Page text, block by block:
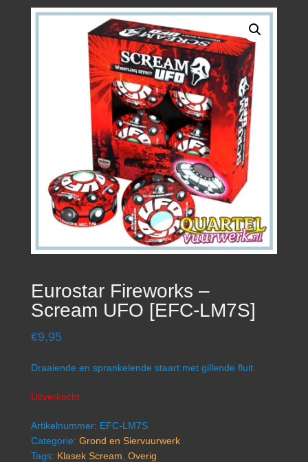
Eurostar Fireworks –
Scream UFO [EFC-LM7S]
€9,95
Draaiende en sprankelende staart met gillende fluit.
Uitverkocht
Artikelnummer: EFC-LM7S
Categorie: Grond en Siervuurwerk
Tags: Klasek Scream Overig